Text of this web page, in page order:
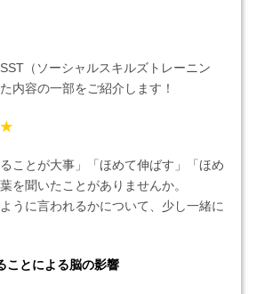
（ソーシャルスキルズトレーニン
内容の一部をご紹介します！
★
ことが大事」「ほめて伸ばす」「ほめ
を聞いたことがありませんか。
うに言われるかについて、少し一緒に
ことによる脳の影響